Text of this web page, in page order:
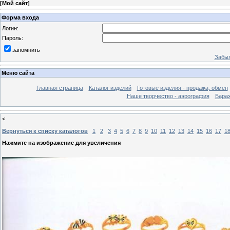
[Мой сайт]
Форма входа
Логин:
Пароль:
запомнить
Меню сайта
Главная страница Каталог изделий
Готовые изделия - продажа, обмен
Наше творчество - аэрография
<
Вернуться к списку каталогов
1 2 3 4 5 6 7 8 9 10 11 12 13 14 15 16 17 18
Нажмите на изображение для увеличения